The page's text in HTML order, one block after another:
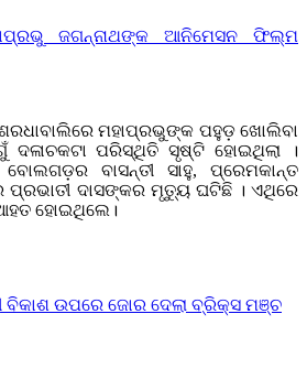
ଜଗନ୍ନାଥଙ୍କ ଆନିମେସନ ଫିଲ୍ମ
ମହାପ୍ରଭୁଙ୍କ ପହୁଡ଼ ଖୋଲିବା
ପରିସ୍ଥିତି ସୃଷ୍ଟି ହୋଇଥିଲା ।
ବୋଲଗଡ଼ର ବାସନ୍ତୀ ସାହୁ, ପ୍ରେମକାନ୍ତ
ପ୍ରଭାତୀ ଦାସଙ୍କର ମୃତ୍ୟୁ ଘଟିଛି । ଏଥିରେ
ହୋଇଥିଲେ।
ବିକାଶ ଉପରେ ଜୋର ଦେଲା ବ୍ରିକ୍ସ ମଞ୍ଚ